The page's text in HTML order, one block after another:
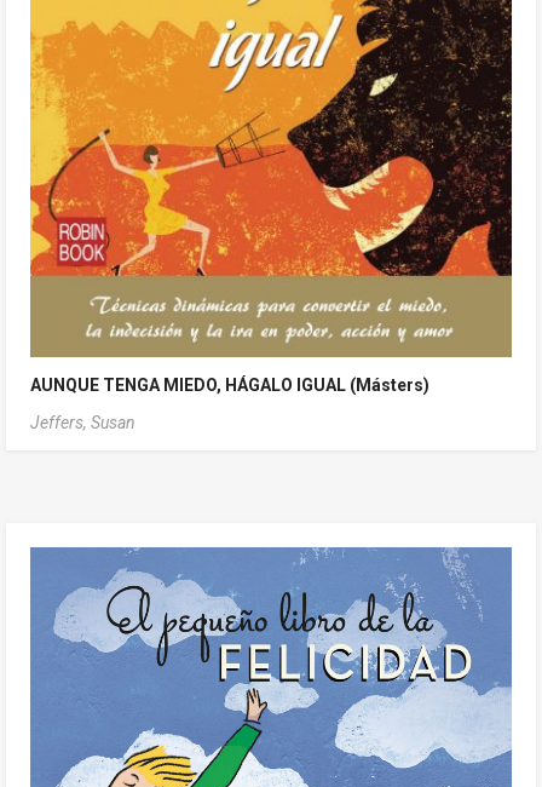
AUNQUE TENGA MIEDO, HÁGALO IGUAL (Másters)
Jeffers, Susan